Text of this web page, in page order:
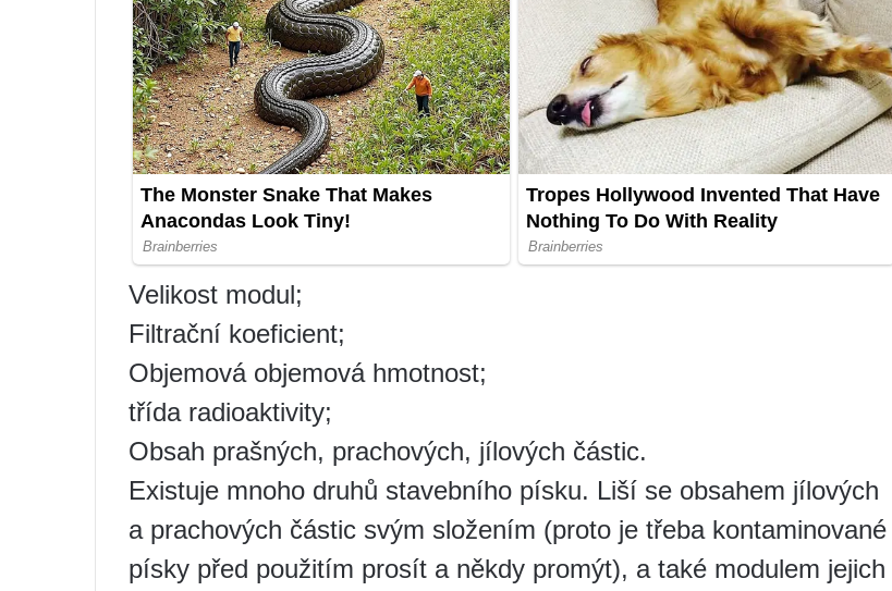
Velikost modul;
Filtrační koeficient;
Objemová objemová hmotnost;
třída radioaktivity;
Obsah prašných, prachových, jílových částic.
Existuje mnoho druhů stavebního písku. Liší se obsahem jílových
a prachových částic svým složením (proto je třeba kontaminované
písky před použitím prosít a někdy promýt), a také modulem jejich